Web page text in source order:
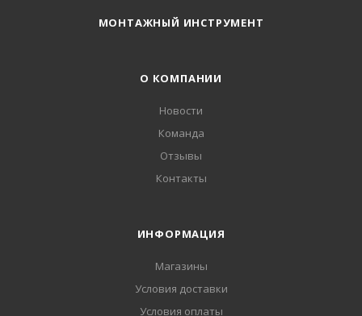
МОНТАЖНЫЙ ИНСТРУМЕНТ
О КОМПАНИИ
Новости
Команда
Отзывы
Контакты
ИНФОРМАЦИЯ
Магазины
Условия доставки
Условия оплаты